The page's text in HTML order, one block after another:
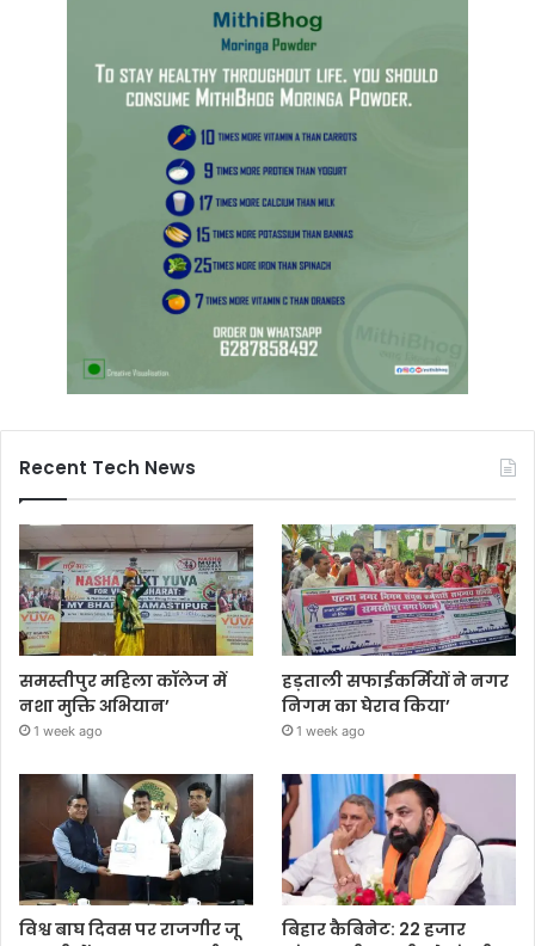
Recent Tech News
समस्तीपुर महिला कॉलेज में
नशा मुक्ति अभियान’
1 week ago
हड़ताली सफाईकर्मियों ने नगर
निगम का घेराव किया’
1 week ago
विश्व बाघ दिवस पर राजगीर जू
बिहार कैबिनेट: 22 हजार